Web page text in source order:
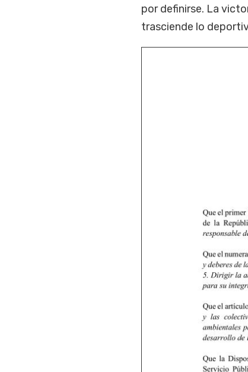
por definirse. La
trasciende lo